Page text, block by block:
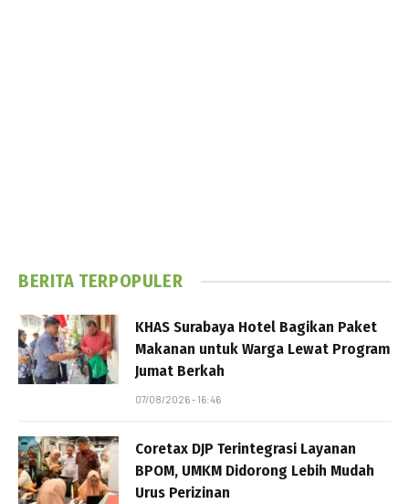
BERITA TERPOPULER
KHAS Surabaya Hotel Bagikan Paket
Makanan untuk Warga Lewat Program
Jumat Berkah
07/08/2026 - 16:46
Coretax DJP Terintegrasi Layanan
BPOM, UMKM Didorong Lebih Mudah
Urus Perizinan